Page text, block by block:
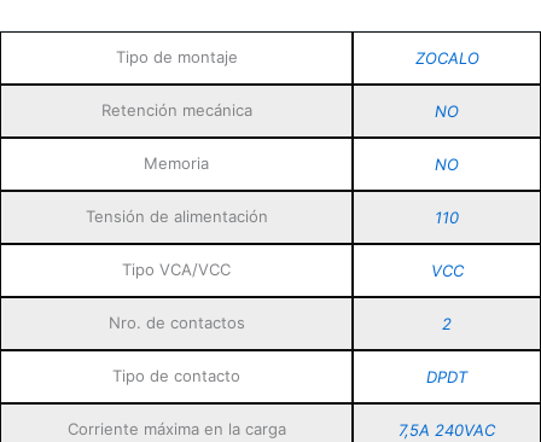
Tipo de montaje ZOCALO
Retención mecánica NO
Memoria NO
Tensión de alimentación 110
Tipo VCA/VCC VCC
Nro. de contactos 2
Tipo de contacto DPDT
Corriente máxima en la carga 7,5A 240VAC